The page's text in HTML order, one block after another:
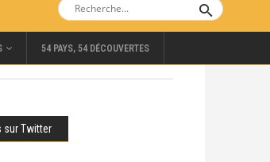
54 PAYS, 54 DÉCOUVERTES
sur Twitter